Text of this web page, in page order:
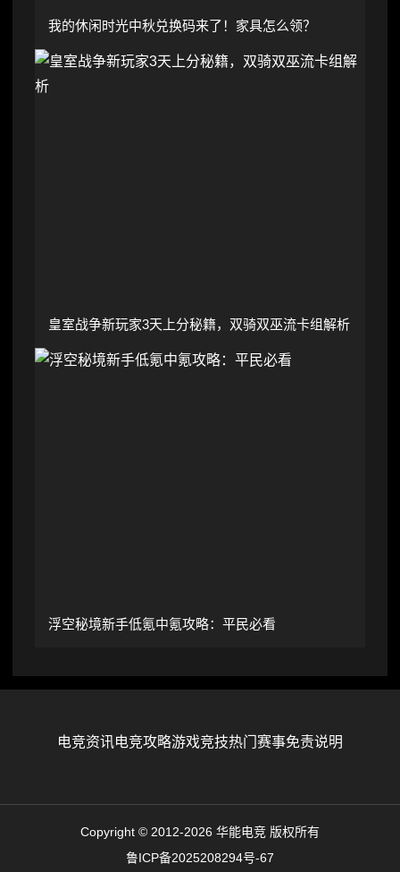
我的休闲时光中秋兑换码来了！家具怎么领？
皇室战争新玩家3天上分秘籍，双骑双巫流卡组解析
浮空秘境新手低氪中氪攻略：平民必看
电竞资讯电竞攻略游戏竞技热门赛事免责说明
Copyright © 2012-2026 华能电竞 版权所有
鲁ICP备2025208294号-67